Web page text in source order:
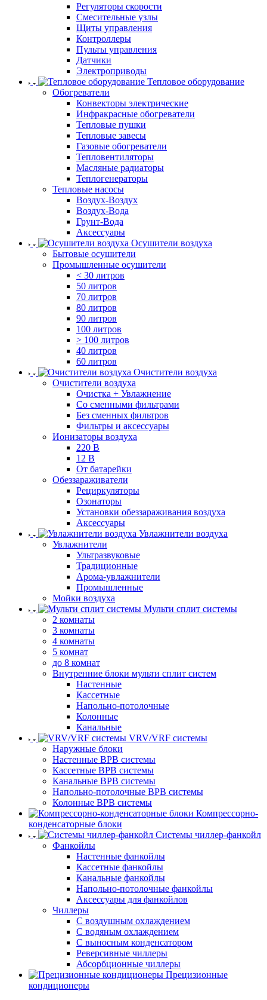
Регуляторы скорости
Смесительные узлы
Щиты управления
Контроллеры
Пульты управления
Датчики
Электроприводы
Тепловое оборудование
Обогреватели
Конвекторы электрические
Инфракрасные обогреватели
Тепловые пушки
Тепловые завесы
Газовые обогреватели
Тепловентиляторы
Масляные радиаторы
Теплогенераторы
Тепловые насосы
Воздух-Воздух
Воздух-Вода
Грунт-Вода
Аксессуары
Осушители воздуха
Бытовые осушители
Промышленные осушители
< 30 литров
50 литров
70 литров
80 литров
90 литров
100 литров
> 100 литров
40 литров
60 литров
Очистители воздуха
Очистители воздуха
Очистка + Увлажнение
Cо сменными фильтрами
Без сменных фильтров
Фильтры и аксессуары
Ионизаторы воздуха
220 В
12 В
От батарейки
Обеззараживатели
Рециркуляторы
Озонаторы
Установки обеззараживания воздуха
Аксессуары
Увлажнители воздуха
Увлажнители
Ультразвуковые
Традиционные
Арома-увлажнители
Промышленные
Мойки воздуха
Мульти сплит системы
2 комнаты
3 комнаты
4 комнаты
5 комнат
до 8 комнат
Внутренние блоки мульти сплит систем
Настенные
Кассетные
Напольно-потолочные
Колонные
Канальные
VRV/VRF системы
Наружные блоки
Настенные ВРВ системы
Кассетные ВРВ системы
Канальные ВРВ системы
Напольно-потолочные ВРВ системы
Колонные ВРВ системы
Компрессорно-
конденсаторные блоки
Системы чиллер-фанкойл
Фанкойлы
Настенные фанкойлы
Кассетные фанкойлы
Канальные фанкойлы
Напольно-потолочные фанкойлы
Аксессуары для фанкойлов
Чиллеры
С воздушным охлаждением
С водяным охлаждением
С выносным конденсатором
Реверсивные чиллеры
Абсорбционные чиллеры
Прецизионные
кондиционеры